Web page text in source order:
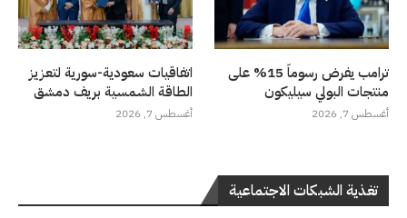
ترامب يفرض رسوماً 15% على
منتجات البولي سيليكون
أغسطس 7, 2026
اتفاقيات سعودية-سورية لتعزيز
الطاقة الشمسية بريف دمشق
أغسطس 7, 2026
تغذية الشبكات الاجتماعية